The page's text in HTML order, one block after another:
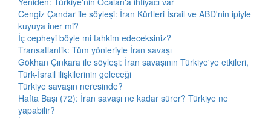
Cengiz Çandar ile söyleşi: İran Kürtleri İsrail ve ABD'nin ipiyle
kuyuya iner mi?
İç cepheyi böyle mi tahkim edeceksiniz?
Transatlantik: Tüm yönleriyle İran savaşı
Gökhan Çınkara ile söyleşi: İran savaşının Türkiye'ye etkileri,
Türk-İsrail ilişkilerinin geleceği
Türkiye savaşın neresinde?
Hafta Başı (72): İran savaşı ne kadar sürer? Türkiye ne
yapabilir?